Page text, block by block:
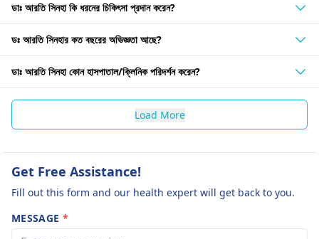
ডাঃ আরতি সিনহা কি ধরনের চিকিৎসা প্রদান করেন?
ডঃ আরতি সিনহার কত বছরের অভিজ্ঞতা আছে?
ডাঃ আরতি সিনহা কোন হাসপাতাল/ক্লিনিক পরিদর্শন করেন?
Load More
Get Free Assistance!
Fill out this form and our health expert will get back to you.
MESSAGE *